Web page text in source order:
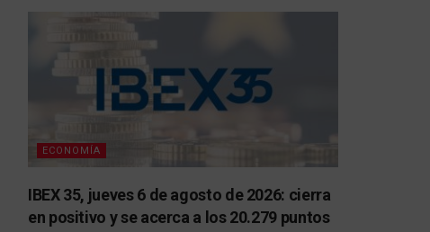
ECONOMÍA
IBEX 35, jueves 6 de agosto de 2026: cierra
en positivo y se acerca a los 20.279 puntos